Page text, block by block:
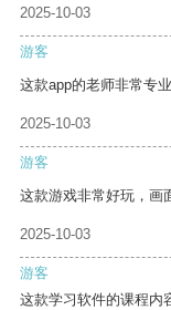
2025-10-03
游客
这款app的老师非常专
2025-10-03
游客
这款游戏非常好玩，画
2025-10-03
游客
这款学习软件的课程内